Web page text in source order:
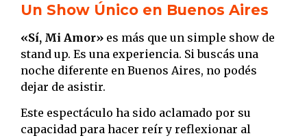
Un Show Único en Buenos Aires
«Sí, Mi Amor» es más que un simple show de
stand up. Es una experiencia. Si buscás una
noche diferente en Buenos Aires, no podés
dejar de asistir.
Este espectáculo ha sido aclamado por su
capacidad para hacer reír y reflexionar al